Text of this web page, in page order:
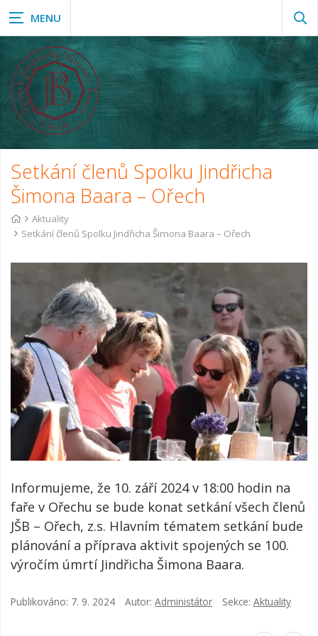
Setkání členů Spolku Jindřicha
Šimona Baara – Ořech
Aktuality
Setkání členů Spolku Jindřicha Šimona Baara – Ořech
Informujeme, že 10. září 2024 v 18:00 hodin na
faře v Ořechu se bude konat setkání všech členů
JŠB – Ořech, z.s. Hlavním tématem setkání bude
plánování a příprava aktivit spojených se 100.
výročím úmrtí Jindřicha Šimona Baara.
Publikováno: 7. 9. 2024 Autor: Administátor Sekce: Aktuality